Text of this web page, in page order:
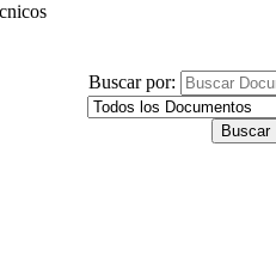
Buscar por: